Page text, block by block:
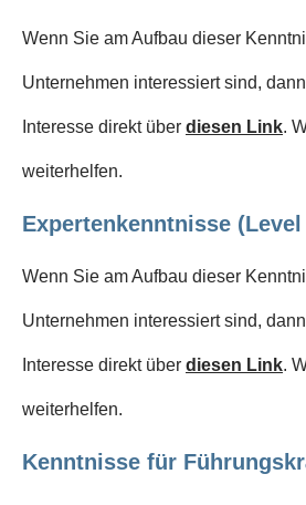
Wenn Sie am Aufbau dieser
Unternehmen interessiert sind,
Interesse direkt über diesen Link.
weiterhelfen.
Expertenkenntnisse (Level
Wenn Sie am Aufbau dieser
Unternehmen interessiert sind,
Interesse direkt über diesen Link.
weiterhelfen.
Kenntnisse für